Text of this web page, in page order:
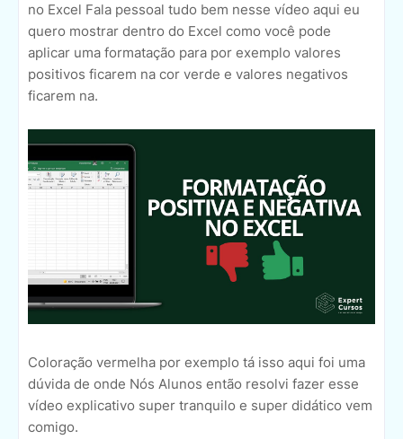
no Excel Fala pessoal tudo bem nesse vídeo aqui eu
quero mostrar dentro do Excel como você pode
aplicar uma formatação para por exemplo valores
positivos ficarem na cor verde e valores negativos
ficarem na.
Coloração vermelha por exemplo tá isso aqui foi uma
dúvida de onde Nós Alunos então resolvi fazer esse
vídeo explicativo super tranquilo e super didático vem
comigo.